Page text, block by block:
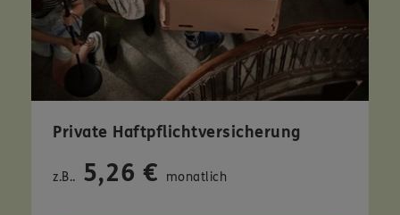
Private Haftpflichtversicherung
z.B.. 5,26 € monatlich